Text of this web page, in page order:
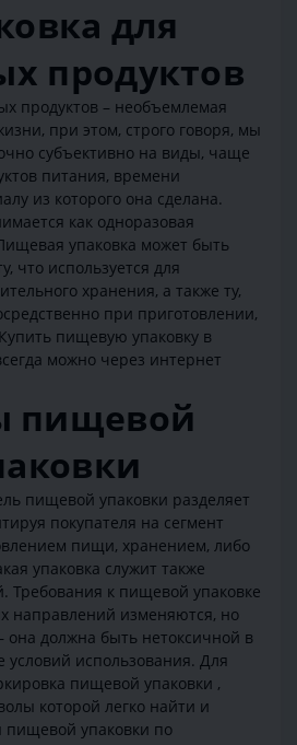
для
продуктов
продуктов – необъемлемая
при этом, строго говоря, мы
субъективно на виды, чаще
питания, времени
из которого она сделана.
как одноразовая
упаковка может быть
что используется для
хранения, а также ту,
при приготовлении,
пищевую упаковку в
можно через интернет
пищевой
пищевой упаковки разделяет
покупателя на сегмент
пищи, хранением, либо
упаковка служит также
Требования к пищевой упаковке
направлений изменяются, но
должна быть нетоксичной в
условий использования. Для
пищевой упаковки ,
которой легко найти и
упаковки по